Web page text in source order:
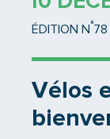
ÉDITION N °78
Vélos